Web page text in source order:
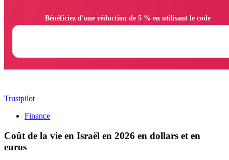
Trustpilot
Finance
Coût de la vie en Israël en 2026 en dollars et en
euros